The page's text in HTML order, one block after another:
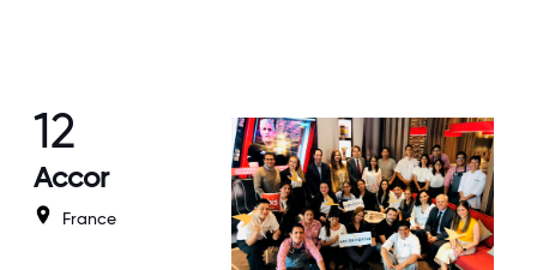
12
Accor
France